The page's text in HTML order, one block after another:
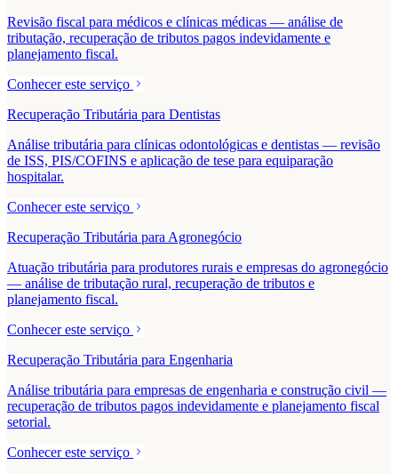
Revisão fiscal para médicos e clínicas médicas — análise de
tributação, recuperação de tributos pagos indevidamente e
planejamento fiscal.
Conhecer este serviço
Recuperação Tributária para Dentistas
Análise tributária para clínicas odontológicas e dentistas — revisão
de ISS, PIS/COFINS e aplicação de tese para equiparação
hospitalar.
Conhecer este serviço
Recuperação Tributária para Agronegócio
Atuação tributária para produtores rurais e empresas do agronegócio
— análise de tributação rural, recuperação de tributos e
planejamento fiscal.
Conhecer este serviço
Recuperação Tributária para Engenharia
Análise tributária para empresas de engenharia e construção civil —
recuperação de tributos pagos indevidamente e planejamento fiscal
setorial.
Conhecer este serviço